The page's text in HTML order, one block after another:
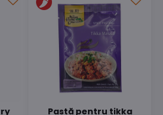
Pastă pentru tikka